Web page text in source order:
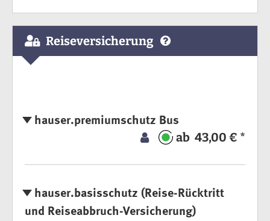
Reiseversicherung
hauser.premiumschutz Bus
ab 43,00 € *
hauser.basisschutz (Reise-Rücktritt
und Reiseabbruch-Versicherung)